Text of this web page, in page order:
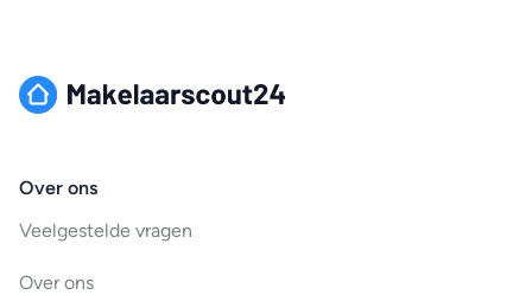
Over ons
Veelgestelde vragen
Over ons